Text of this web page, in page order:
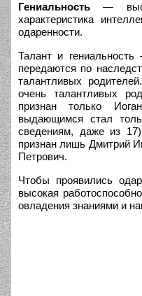
Гениальность —
характеристика
одаренности.
Талант и
передаются по
талантливых
очень талантливых
признан только
выдающимся стал
сведениям, даже из
признан лишь Дмитрий
Петрович.
Чтобы проявились
высокая
овладения знаниями и